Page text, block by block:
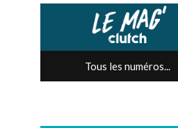
Tous les numéros...